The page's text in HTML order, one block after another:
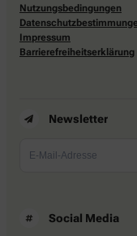
Nutzungsbedingungen
Impressum
Barrierefreiheitserklärung
Newsletter
Social Media